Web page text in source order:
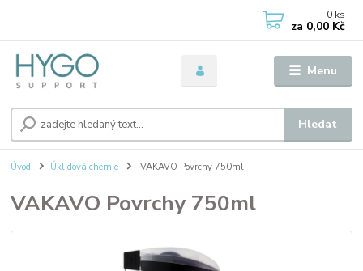
Menu
Hledat
0 ks
za 0,00 Kč
Úvod Úklidová chemie VAKAVO Povrchy 750ml
VAKAVO Povrchy 750ml